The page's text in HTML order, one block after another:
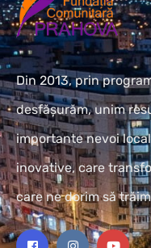
Din 2013, prin
desfășurăm, unim
importante nevoi
inovative, care
care ne dorim să